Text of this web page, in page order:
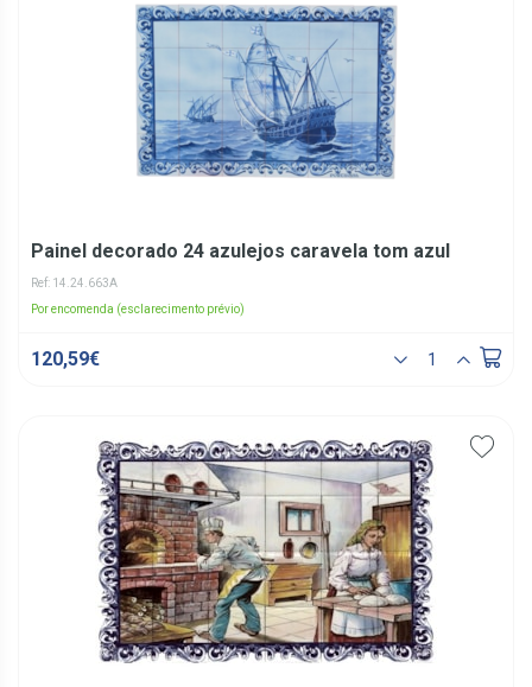
Painel decorado 24 azulejos caravela tom azul
Ref: 14.24.663A
Por encomenda (esclarecimento prévio)
120,59€